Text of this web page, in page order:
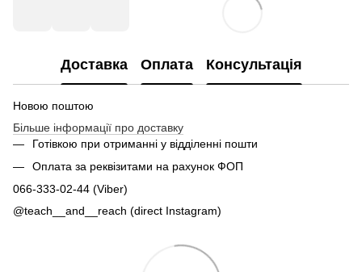
Доставка Оплата Консультація
Новою поштою
Більше інформації про доставку
Готівкою при отриманні у відділенні пошти
Оплата за реквізитами на рахунок ФОП
066-333-02-44 (Viber)
@teach__and__reach (direct Instagram)